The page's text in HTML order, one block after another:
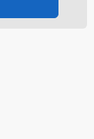
collares.es